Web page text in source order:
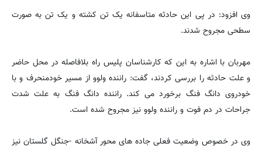
وی افزود: در پی این حادثه متاسفانه یک تن کشته و یک تن به صورت
سطحی مجروح شدند.
مهربان با اشاره به این که کارشناسان پلیس راه بلافاصله در محل حاضر
و علت حادثه را بررسی کردند، گفت: راننده ولوو از مسیر خودمنحرف و با
خودروی دانگ فنگ برخورد می کند. راننده دانگ فنگ به علت شدت
جراحات در دم فوت و راننده ولوو نیز مجروح شده است.
وی در خصوص وضعیت فعلی جاده های محور آشخانه -جنگل گلستان نیز